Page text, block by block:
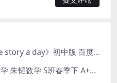
一天一个小故事《one story a day》初中版 百度网盘分享下载
初中数学 2024初一数学 朱韬数学 S班春季下 A+班春季下 百度云网盘